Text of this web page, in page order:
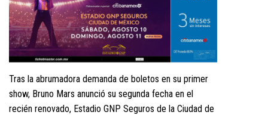
Tras la abrumadora demanda de boletos en su primer
show, Bruno Mars anunció su segunda fecha en el
recién renovado, Estadio GNP Seguros de la Ciudad de